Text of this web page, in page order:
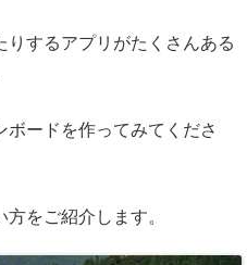
するアプリがたくさんある
ードを作ってみてくださ
をご紹介します。